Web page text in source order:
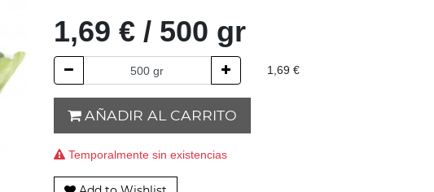
1,69 € / 500 gr
1,69 €
AÑADIR AL CARRITO
Temporalmente sin existencias